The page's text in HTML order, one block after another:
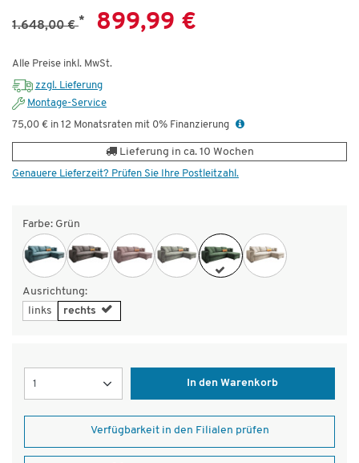
1.648,00 €* 899,99 €
Alle Preise inkl. MwSt.
zzgl. Lieferung
Montage-Service
75,00 € in 12 Monatsraten mit 0% Finanzierung
Lieferung in ca. 10 Wochen
Genauere Lieferzeit? Prüfen Sie Ihre Postleitzahl.
Farbe: Grün
Ausrichtung:
links
rechts
In den Warenkorb
Verfügbarkeit in den Filialen prüfen